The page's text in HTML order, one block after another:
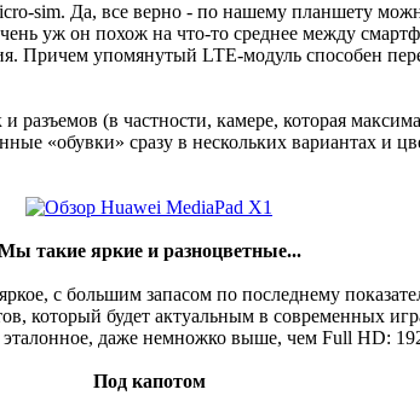
sim. Да, все верно - по нашему планшету
уж он похож на что-то среднее между
Причем упомянутый LTE-модуль способен
(в частности, камере, которая
«обувки» сразу в нескольких вариантах и
такие яркие и разноцветные...
с большим запасом по последнему
который будет актуальным в современных
даже немножко выше, чем Full HD:
Под капотом